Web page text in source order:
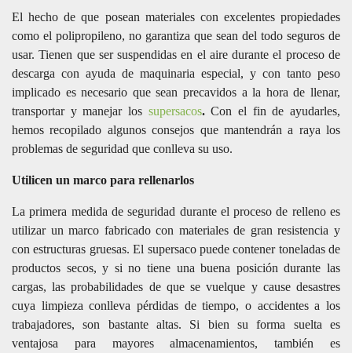
El hecho de que posean materiales con excelentes propiedades
como el polipropileno, no garantiza que sean del todo seguros de
usar. Tienen que ser suspendidas en el aire durante el proceso de
descarga con ayuda de maquinaria especial, y con tanto peso
implicado es necesario que sean precavidos a la hora de llenar,
transportar y manejar los supersacos.Con el fin de ayudarles,
hemos recopilado algunos consejos que mantendrán a raya los
problemas de seguridad que conlleva su uso.
Utilicen un marco para rellenarlos
La primera medida de seguridad durante el proceso de relleno es
utilizar un marco fabricado con materiales de gran resistencia y
con estructuras gruesas. El supersaco puede contener toneladas de
productos secos, y si no tiene una buena posición durante las
cargas, las probabilidades de que se vuelque y cause desastres
cuya limpieza conlleva pérdidas de tiempo, o accidentes a los
trabajadores, son bastante altas. Si bien su forma suelta es
ventajosa para mayores almacenamientos, también es